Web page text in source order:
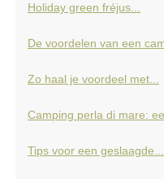
Holiday green fréjus...
De voordelen van een
Zo haal je voordeel met...
Camping perla di mare:
Tips voor een geslaagde...